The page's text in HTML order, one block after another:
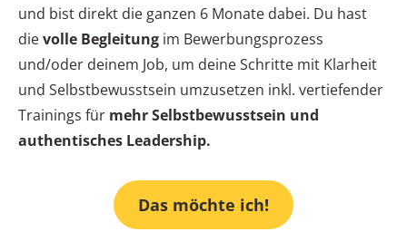
und bist direkt die ganzen 6 Monate dabei. Du hast
dievolle Begleitung im Bewerbungsprozess
und/oder deinem Job, um deine Schritte mit Klarheit
und Selbstbewusstsein umzusetzen inkl. vertiefender
Trainings für mehr Selbstbewusstsein und
authentisches Leadership.
Das möchte ich!